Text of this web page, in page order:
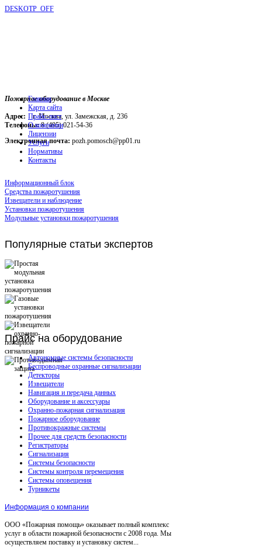
DESKOTP_OFF
Пожарное оборудование в Москве
Адрес: г. Москва, ул. Замежская, д. 236
Телефоны:8 (495) 021-54-36
Электронная почта: pozh.pomosch@pp01.ru
Главная
Карта сайта
Прайс-лист
О компании
Лицензии
Услуги
Нормативы
Контакты
Информационный блок
Средства пожаротушения
Извещатели и наблюдение
Установки пожаротушения
Модульные установки пожаротушения
Популярные статьи экспертов
Прайсна оборудование
Автономные системы безопасности
Беспроводные охранные сигнализации
Детекторы
Извещатели
Навигация и передача данных
Оборудование и аксессуары
Охранно-пожарная сигнализация
Пожарное оборудование
Противокражные системы
Прочее для средств безопасности
Регистраторы
Сигнализация
Системы безопасности
Системы контроля перемещения
Системы оповещения
Турникеты
Информация о компании
ООО «Пожарная помощь» оказывает полный комплекс
услуг в области пожарной безопасности с 2008 года. Мы
осуществляем поставку и установку систем...